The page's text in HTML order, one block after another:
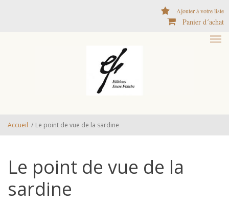
Ajouter à votre liste
Panier d´achat
Accueil / Le point de vue de la sardine
Le point de vue de la
sardine